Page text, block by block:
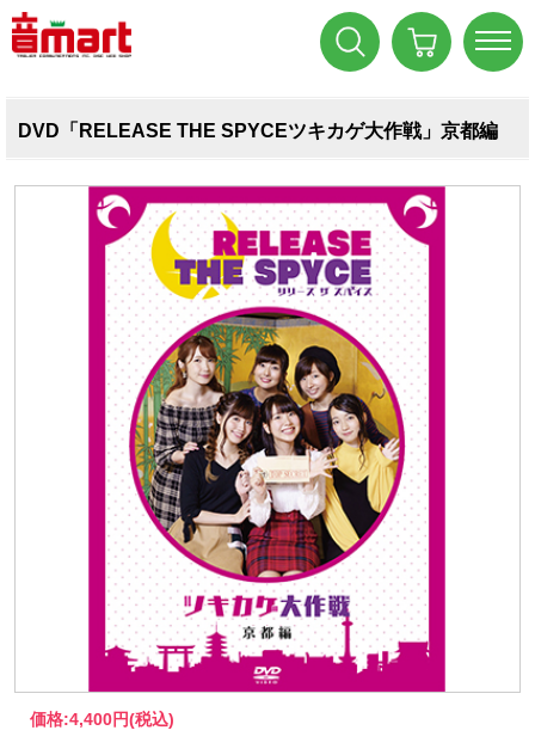
DVD「RELEASE THE SPYCEツキカゲ大作戦」京都編
価格:4,400円(税込)